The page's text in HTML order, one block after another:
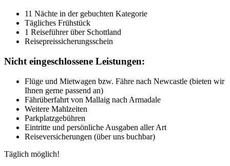
11 Nächte in der gebuchten Kategorie
Tägliches Frühstück
1 Reiseführer über Schottland
Reisepreissicherungsschein
Nicht eingeschlossene Leistungen:
Flüge und Mietwagen bzw. Fähre nach Newcastle (bieten wir
Ihnen gerne passend an)
Fährüberfahrt von Mallaig nach Armadale
Weitere Mahlzeiten
Parkplatzgebühren
Eintritte und persönliche Ausgaben aller Art
Reiseversicherungen (über uns buchbar)
Täglich möglich!